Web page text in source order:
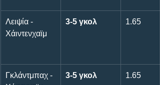
Λειψία -
Χάιντενχαϊμ
3-5 γκολ 1.65
Γκλάντμπαχ -
3-5 γκολ 1.65